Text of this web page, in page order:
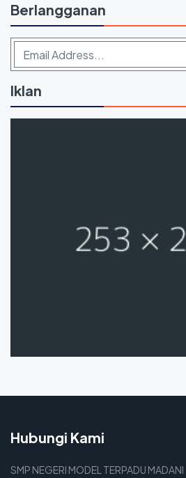
Berlangganan
Iklan
Hubungi Kami
SMP NEGERI MODEL TERPADU MADANI